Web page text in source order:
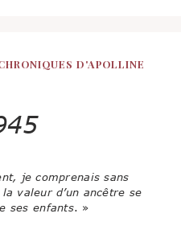
D'APOLLINE
je comprenais sans
valeur d’un ancêtre se
ses enfants. »